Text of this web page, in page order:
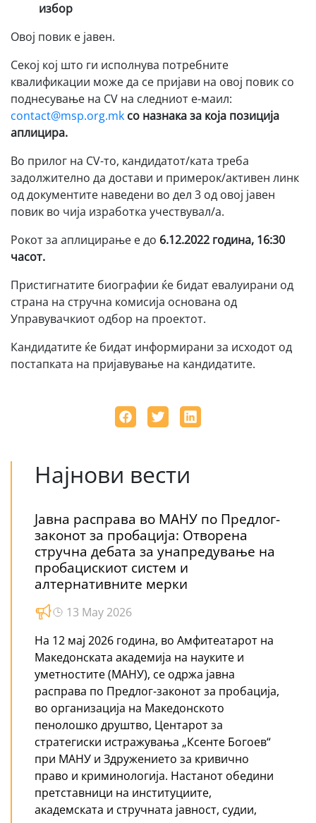
избор
Овој повик е јавен.
Секој кој што ги исполнува потребните
квалификации може да се пријави на овој повик со
поднесување на CV на следниот е-маил:
contact@msp.org.mk со назнака за која позиција
аплицира.
Во прилог на CV-то, кандидатот/ката треба
задолжително да достави и примерок/активен линк
од документите наведени во дел 3 од овој јавен
повик во чија изработка учествувал/а.
Рокот за аплицирање е до 6.12.2022 година, 16:30
часот.
Пристигнатите биографии ќе бидат евалуирани од
страна на стручна комисија основана од
Управувачкиот одбор на проектот.
Кандидатите ќе бидат информирани за исходот од
постапката на пријавување на кандидатите.
Најнови вести
Јавна расправа во МАНУ по Предлог-
законот за пробација: Отворена
стручна дебата за унапредување на
пробацискиот систем и
алтернативните мерки
13 May 2026
На 12 мај 2026 година, во Амфитеатарот на
Македонската академија на науките и
уметностите (МАНУ), се одржа јавна
расправа по Предлог-законот за пробација,
во организација на Македонското
пенолошко друштво, Центарот за
стратегиски истражувања „Ксенте Богоев“
при МАНУ и Здружението за кривично
право и криминологија. Настанот обедини
претставници на институциите,
академската и стручната јавност, судии,